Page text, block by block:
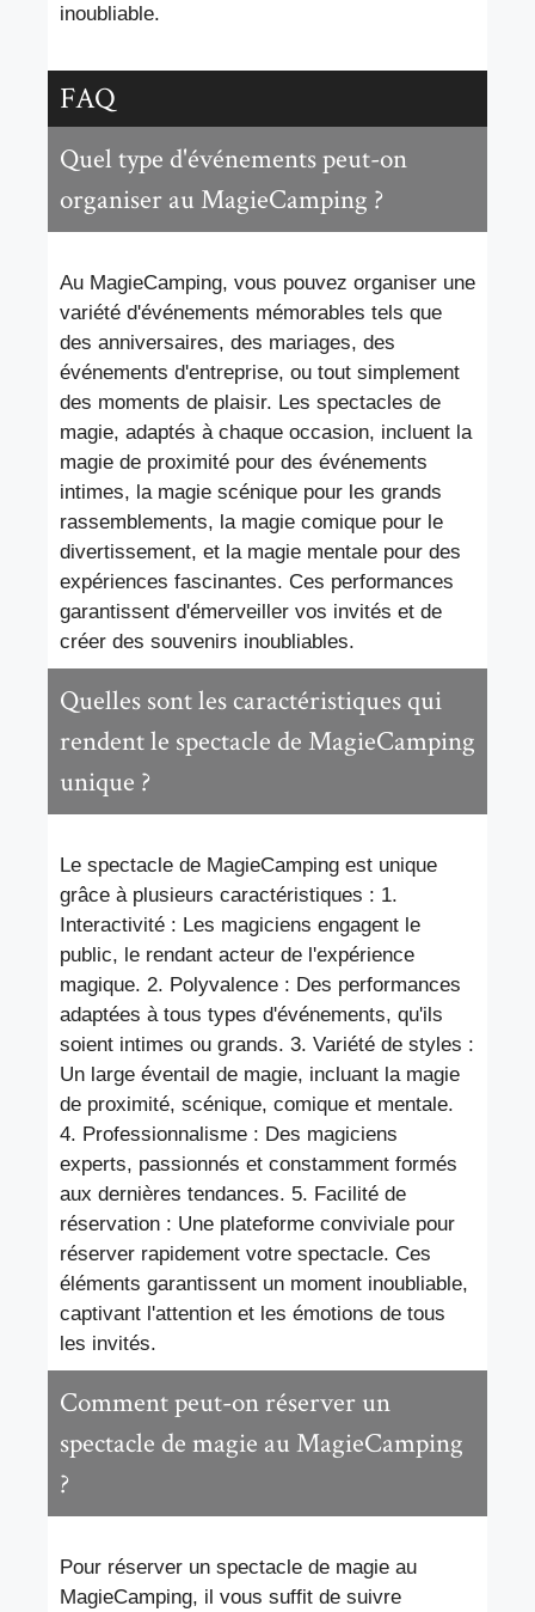
inoubliable.
FAQ
Quel type d'événements peut-on
organiser au MagieCamping ?
Au MagieCamping, vous pouvez organiser une
variété d'événements mémorables tels que
des anniversaires, des mariages, des
événements d'entreprise, ou tout simplement
des moments de plaisir. Les spectacles de
magie, adaptés à chaque occasion, incluent la
magie de proximité pour des événements
intimes, la magie scénique pour les grands
rassemblements, la magie comique pour le
divertissement, et la magie mentale pour des
expériences fascinantes. Ces performances
garantissent d'émerveiller vos invités et de
créer des souvenirs inoubliables.
Quelles sont les caractéristiques qui
rendent le spectacle de MagieCamping
unique ?
Le spectacle de MagieCamping est unique
grâce à plusieurs caractéristiques : 1.
Interactivité : Les magiciens engagent le
public, le rendant acteur de l'expérience
magique. 2. Polyvalence : Des performances
adaptées à tous types d'événements, qu'ils
soient intimes ou grands. 3. Variété de styles :
Un large éventail de magie, incluant la magie
de proximité, scénique, comique et mentale.
4. Professionnalisme : Des magiciens
experts, passionnés et constamment formés
aux dernières tendances. 5. Facilité de
réservation : Une plateforme conviviale pour
réserver rapidement votre spectacle. Ces
éléments garantissent un moment inoubliable,
captivant l'attention et les émotions de tous
les invités.
Comment peut-on réserver un
spectacle de magie au MagieCamping
?
Pour réserver un spectacle de magie au
MagieCamping, il vous suffit de suivre